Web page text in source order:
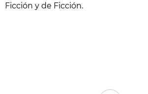
Ficción y de Ficción.